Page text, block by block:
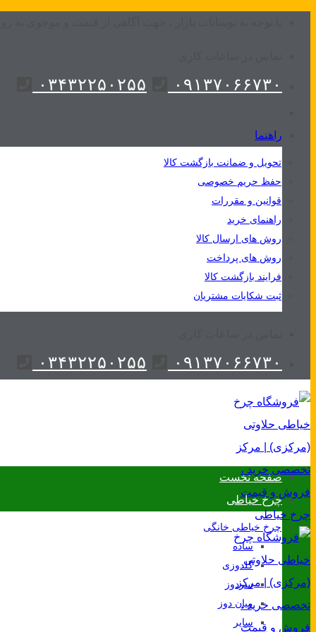
۰۹۱۳۷۰۶۶۷۳۰ ۰۳۴۳۲۲۵۰۲۵۵
راهنما
تحویل و ضمانت بازگشت کالا
حفظ حریم خصوصی
قوانین و مقررات
راهنمای خرید
روش های ارسال کالا
روش های پرداخت
فرایند بازگشت کالا
ثبت شکایات مشتریان
۰۹۱۳۷۰۶۶۷۳۰ ۰۳۴۳۲۲۵۰۲۵۵
صفحه نخست
چرخ خیاطی
چرخ خیاطی خانگی
ساده
گلدوزی
سردوز
میان دوز
سایر